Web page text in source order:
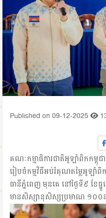
Published on 09-12-2025
គណៈកម្មាធិការជាតិអូឡាំពិកកម្ពុជា
រៀបចំកម្មវិធីអប់រំគុណតម្លៃអូឡាំពិ
ធានីភ្នំពេញ មុនគេ នៅថ្ងៃទី៩ ខ
មានសិស្សានុសិស្សប្រមាណ ១០០